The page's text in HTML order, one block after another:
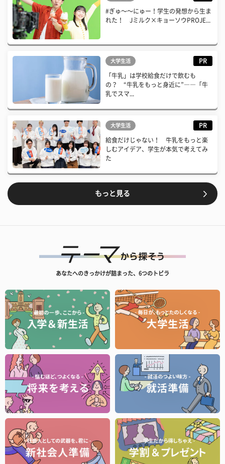
#ぎゅ〜〜にゅー！学生の発想から生ま
れた！ Jミルク×キョーソウPROJE...
大学生活 PR
「牛乳」は学校給食だけで飲むも
の？ “牛乳をもっと身近に”――「牛
乳でスマ...
大学生活 PR
給食だけじゃない！ 牛乳をもっと楽
しむアイデア、学生が本気で考えてみ
た
もっと見る
あなたへのきっかけが詰まった、6つのトビラ